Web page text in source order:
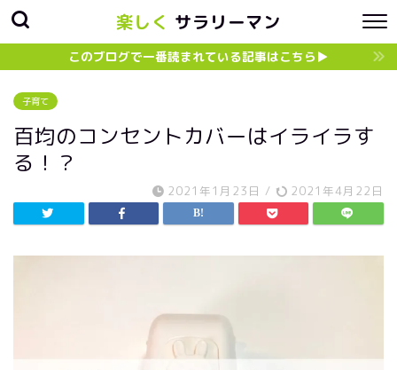
楽しく サラリーマン
このブログで一番読まれている記事はこちら▶︎
子育て
百均のコンセントカバーはイライラす
る！？
2021年1月23日 / 2021年4月22日